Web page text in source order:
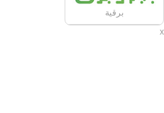
برقية
x